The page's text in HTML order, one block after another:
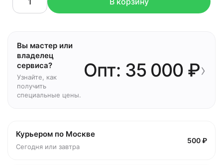
Вы мастер или
владелец
сервиса?
Узнайте, как
получить
специальные цены.
Опт: 35 000 ₽›
Курьером по Москве
Сегодня или завтра
500 ₽